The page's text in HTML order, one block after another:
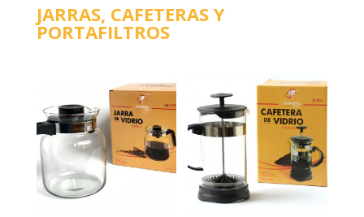
JARRAS, CAFETERAS Y
PORTAFILTROS